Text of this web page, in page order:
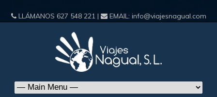
LLÁMANOS 627 548 221| EMAIL: info@viajesnagual.com